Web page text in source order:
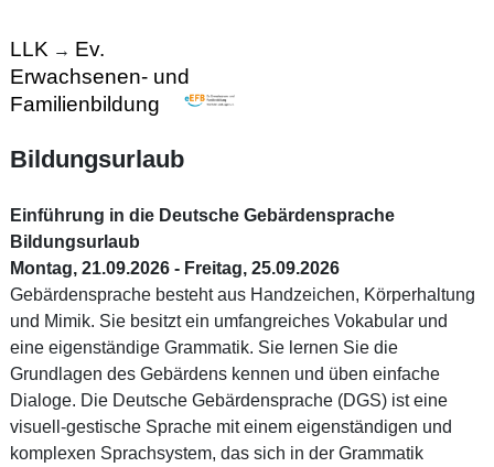
LLK → Ev.
Erwachsenen- und
Familienbildung
Bildungsurlaub
Einführung in die Deutsche Gebärdensprache
Bildungsurlaub
Montag, 21.09.2026 - Freitag, 25.09.2026
Gebärdensprache besteht aus Handzeichen, Körperhaltung
und Mimik. Sie besitzt ein umfangreiches Vokabular und
eine eigenständige Grammatik. Sie lernen Sie die
Grundlagen des Gebärdens kennen und üben einfache
Dialoge. Die Deutsche Gebärdensprache (DGS) ist eine
visuell-gestische Sprache mit einem eigenständigen und
komplexen Sprachsystem, das sich in der Grammatik